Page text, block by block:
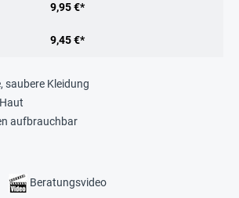
9,95 €*
9,45 €*
saubere Kleidung
aufbrauchbar
Beratungsvideo